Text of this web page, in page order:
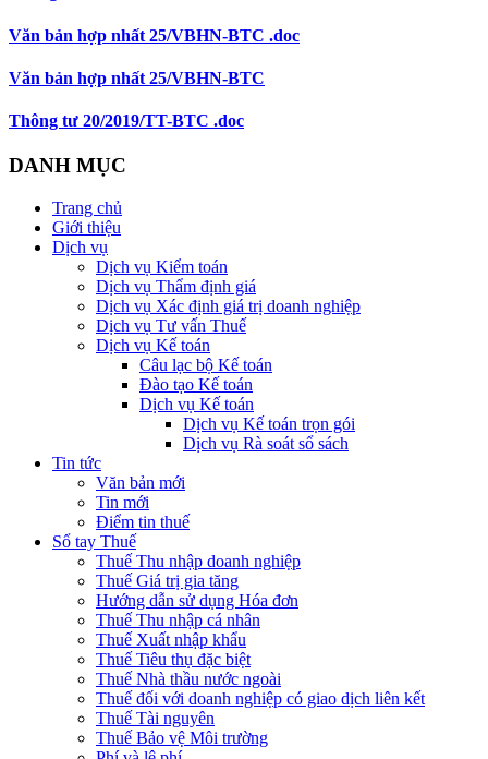
Văn bản hợp nhất 25/VBHN-BTC .doc
Văn bản hợp nhất 25/VBHN-BTC
Thông tư 20/2019/TT-BTC .doc
DANH MỤC
Trang chủ
Giới thiệu
Dịch vụ
Dịch vụ Kiểm toán
Dịch vụ Thẩm định giá
Dịch vụ Xác định giá trị doanh nghiệp
Dịch vụ Tư vấn Thuế
Dịch vụ Kế toán
Câu lạc bộ Kế toán
Đào tạo Kế toán
Dịch vụ Kế toán
Dịch vụ Kế toán trọn gói
Dịch vụ Rà soát sổ sách
Tin tức
Văn bản mới
Tin mới
Điểm tin thuế
Sổ tay Thuế
Thuế Thu nhập doanh nghiệp
Thuế Giá trị gia tăng
Hướng dẫn sử dụng Hóa đơn
Thuế Thu nhập cá nhân
Thuế Xuất nhập khẩu
Thuế Tiêu thụ đặc biệt
Thuế Nhà thầu nước ngoài
Thuế đối với doanh nghiệp có giao dịch liên kết
Thuế Tài nguyên
Thuế Bảo vệ Môi trường